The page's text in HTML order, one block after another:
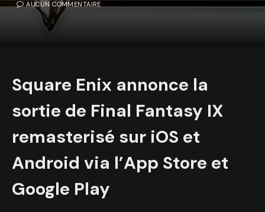
AUCUN COMMENTAIRE
Square Enix annonce la
sortie de Final Fantasy IX
remasterisé sur iOS et
Android via l’App Store et
Google Play